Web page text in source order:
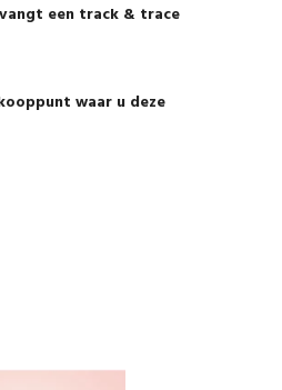
een track & trace
waar u deze